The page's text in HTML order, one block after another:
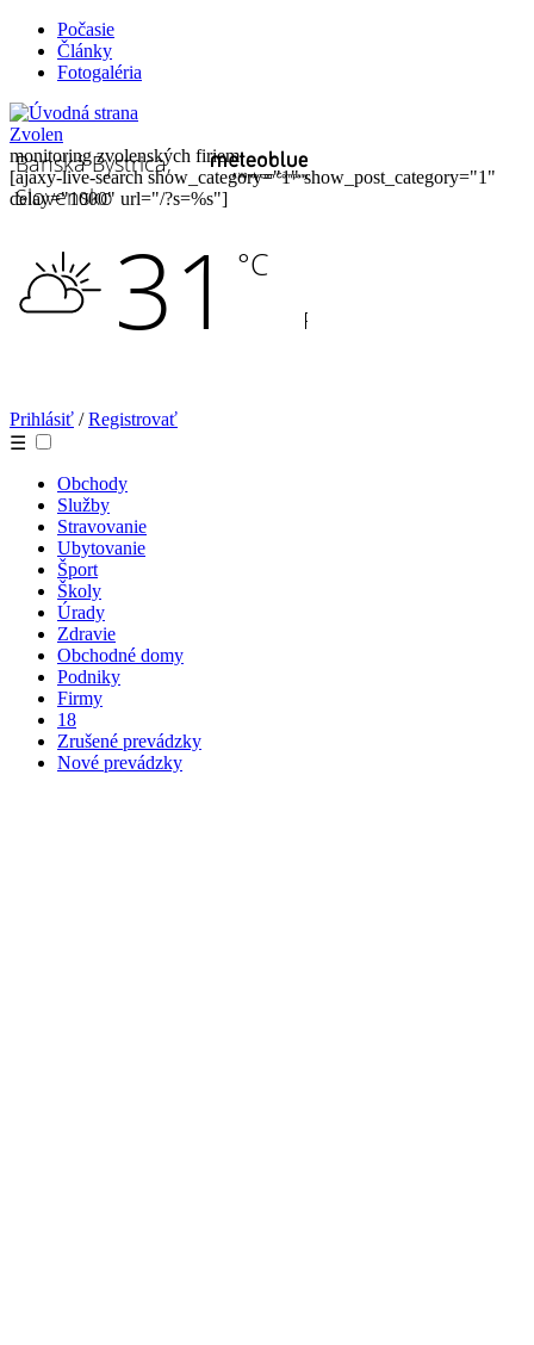
Počasie
Články
Fotogaléria
Zvolen
monitoring zvolenských firiem
[ajaxy-live-search show_category="1" show_post_category="1"
delay="1000" url="/?s=%s"]
Prihlásiť /Registrovať
☰
Obchody
Služby
Stravovanie
Ubytovanie
Šport
Školy
Úrady
Zdravie
Obchodné domy
Podniky
Firmy
18
Zrušené prevádzky
Nové prevádzky